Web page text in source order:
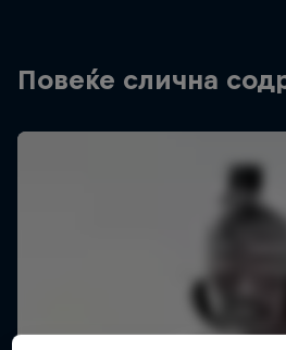
Повеќе слична